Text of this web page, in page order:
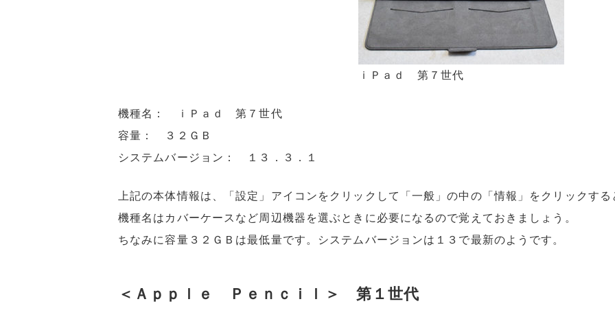
ｉＰａｄ 第７世代
機種名： ｉＰａｄ 第７世代
容量： ３２ＧＢ
システムバージョン： １３．３．１
上記の本体情報は、「設定」アイコンをクリックして「一般」の中の「情報」をクリックする
機種名はカバーケースなど周辺機器を選ぶときに必要になるので覚えておきましょう。
ちなみに容量３２ＧＢは最低量です。システムバージョンは１３で最新のようです。
＜Ａｐｐｌｅ Ｐｅｎｃｉｌ＞ 第１世代